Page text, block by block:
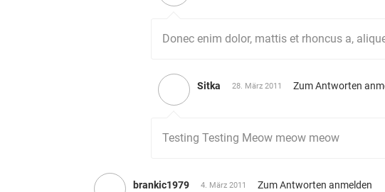
Donec enim dolor, mattis et rhoncus a,
Sitka 28. März 2011 Zum Antworten
Testing Testing Meow meow meow
brankic1979 4. März 2011 Zum Antworten anmelden